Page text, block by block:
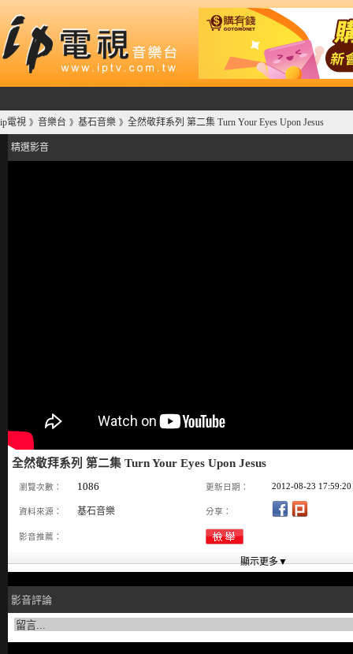
ip電視 》 音樂台 》 基石音樂 》 全然敬拜系列 第二集 Turn Your Eyes Upon Jesus
精選影音
全然敬拜系列 第二集 Turn Your Eyes Upon Jesus
瀏覽次數： 1086 更新日期： 2012-08-23 17:59:20
資料來源： 基石音樂 分享：
影音推薦：
影音評論